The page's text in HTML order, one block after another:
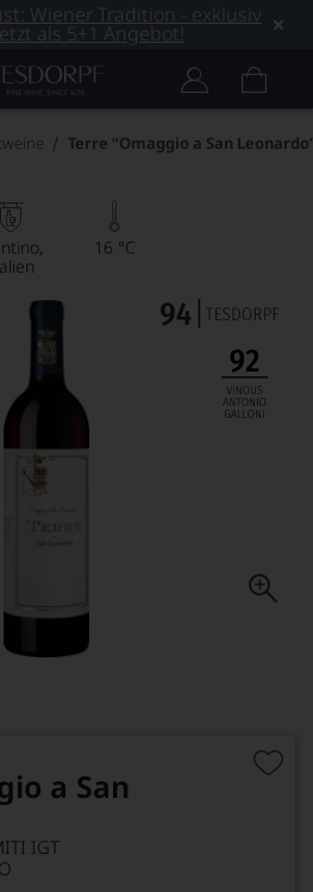
Wiener Tradition - exklusiv
als 5+1 Angebot!
Terre “Omaggio a San
16 °C
a San
IGT